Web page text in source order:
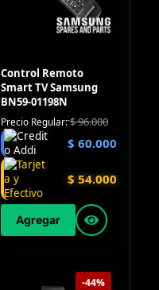
Control Remoto
Smart TV Samsung
BN59-01198N
Precio Regular:$96.000
$ 60.000
$ 54.000
Agregar
-44%